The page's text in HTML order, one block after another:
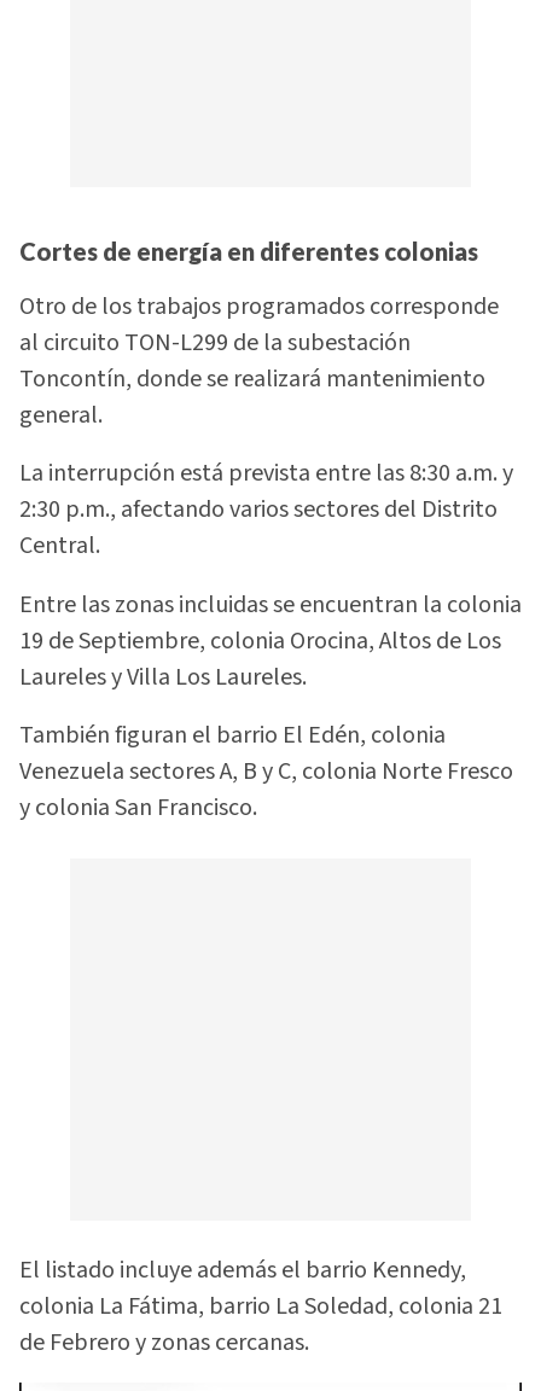
Cortes de energía en diferentes colonias
Otro de los trabajos programados corresponde
al circuito TON-L299 de la subestación
Toncontín, donde se realizará mantenimiento
general.
La interrupción está prevista entre las 8:30 a.m. y
2:30 p.m., afectando varios sectores del Distrito
Central.
Entre las zonas incluidas se encuentran la colonia
19 de Septiembre, colonia Orocina, Altos de Los
Laureles y Villa Los Laureles.
También figuran el barrio El Edén, colonia
Venezuela sectores A, B y C, colonia Norte Fresco
y colonia San Francisco.
El listado incluye además el barrio Kennedy,
colonia La Fátima, barrio La Soledad, colonia 21
de Febrero y zonas cercanas.